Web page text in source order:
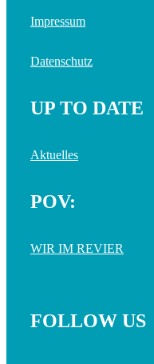
Impressum
Datenschutz
UP TO DATE
Aktuelles
POV:
WIR IM REVIER
FOLLOW US